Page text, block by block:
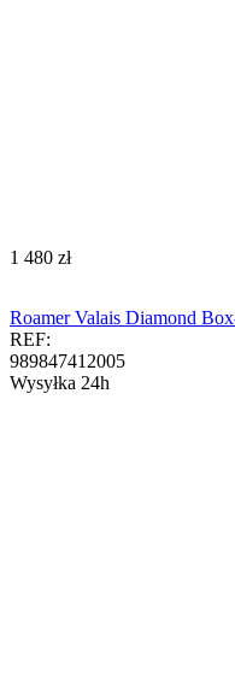
‍1 480‍ zł
Roamer Valais Diamond
REF:
989847412005
Wysyłka 24h